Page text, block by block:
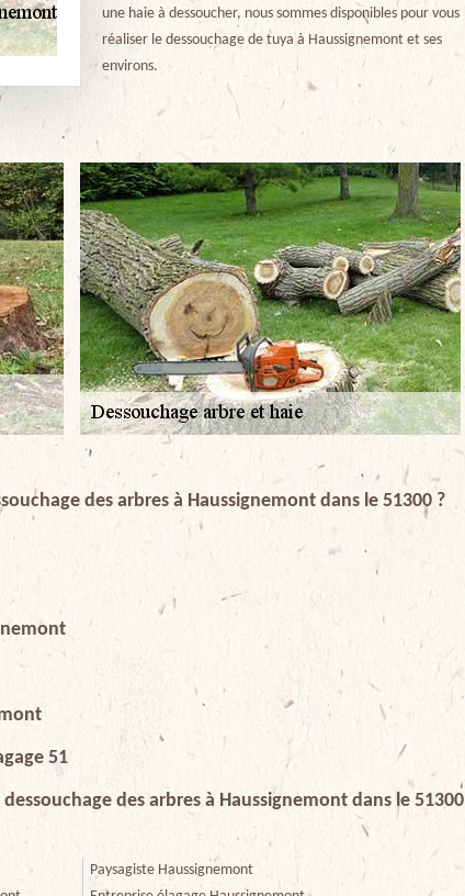
une haie à dessoucher, nous sommes disponibles pour vous
réaliser le dessouchage de tuya à Haussignemont et ses
environs.
des arbres à Haussignemont dans le 51300 ?
51
des arbres à Haussignemont dans le 51300
Paysagiste Haussignemont